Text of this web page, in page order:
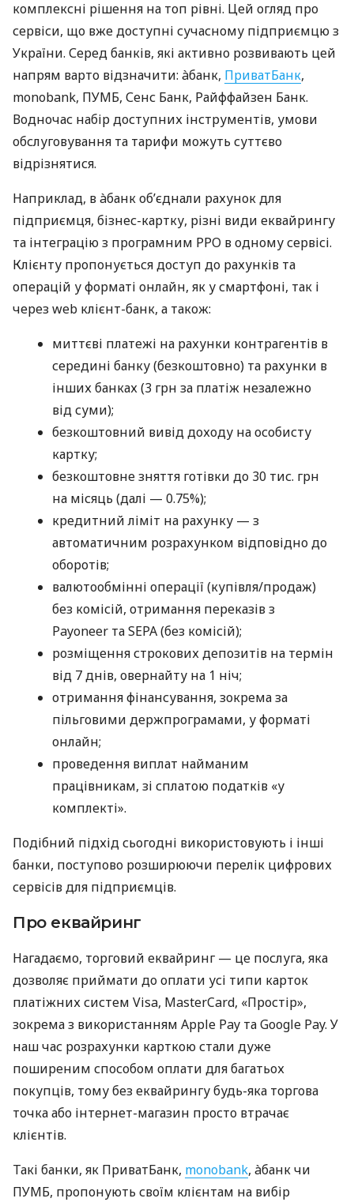
комплексні рішення на топ рівні. Цей огляд про
сервіси, що вже доступні сучасному підприємцю з
України. Серед банків, які активно розвивають цей
напрям варто відзначити: àбанк, ПриватБанк,
monobank, ПУМБ, Сенс Банк, Райффайзен Банк.
Водночас набір доступних інструментів, умови
обслуговування та тарифи можуть суттєво
відрізнятися.
Наприклад, в àбанк об’єднали рахунок для
підприємця, бізнес-картку, різні види еквайрингу
та інтеграцію з програмним РРО в одному сервісі.
Клієнту пропонується доступ до рахунків та
операцій у форматі онлайн, як у смартфоні, так і
через web клієнт-банк, а також:
миттєві платежі на рахунки контрагентів в
середині банку (безкоштовно) та рахунки в
інших банках (3 грн за платіж незалежно
від суми);
безкоштовний вивід доходу на особисту
картку;
безкоштовне зняття готівки до 30 тис. грн
на місяць (далі — 0.75%);
кредитний ліміт на рахунку — з
автоматичним розрахунком відповідно до
оборотів;
валютообмінні операції (купівля/продаж)
без комісій, отримання переказів з
Payoneer та SEPA (без комісій);
розміщення строкових депозитів на термін
від 7 днів, овернайту на 1 ніч;
отримання фінансування, зокрема за
пільговими держпрограмами, у форматі
онлайн;
проведення виплат найманим
працівникам, зі сплатою податків «у
комплекті».
Подібний підхід сьогодні використовують і інші
банки, поступово розширюючи перелік цифрових
сервісів для підприємців.
Про еквайринг
Нагадаємо, торговий еквайринг — це послуга, яка
дозволяє приймати до оплати усі типи карток
платіжних систем Visa, MasterCard, «Простір»,
зокрема з використанням Apple Pay та Google Pay. У
наш час розрахунки карткою стали дуже
поширеним способом оплати для багатьох
покупців, тому без еквайрингу будь-яка торгова
точка або інтернет-магазин просто втрачає
клієнтів.
Такі банки, як ПриватБанк, monobank, àбанк чи
ПУМБ, пропонують своїм клієнтам на вибір